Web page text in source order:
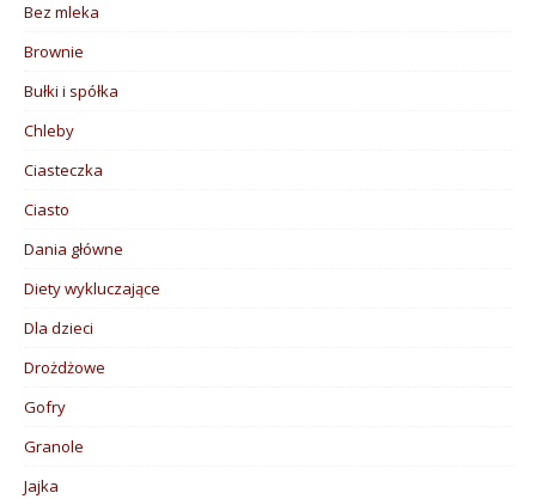
Bez mleka
Brownie
Bułki i spółka
Chleby
Ciasteczka
Ciasto
Dania główne
Diety wykluczające
Dla dzieci
Drożdżowe
Gofry
Granole
Jajka